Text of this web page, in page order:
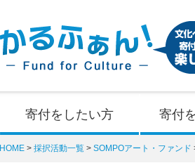
寄付をしたい方 寄付
HOME 採択活動一覧 SOMPOアート・ファンド